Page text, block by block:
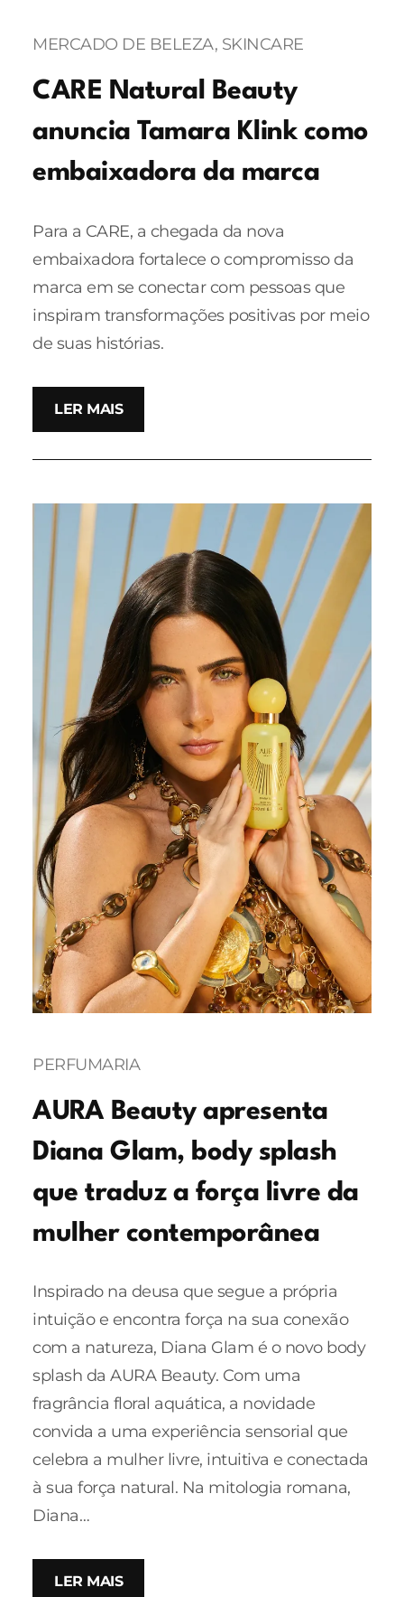
MERCADO DE BELEZA, SKINCARE
CARE Natural Beauty
anuncia Tamara Klink como
embaixadora da marca
Para a CARE, a chegada da nova
embaixadora fortalece o compromisso da
marca em se conectar com pessoas que
inspiram transformações positivas por meio
de suas histórias.
LER MAIS
PERFUMARIA
AURA Beauty apresenta
Diana Glam, body splash
que traduz a força livre da
mulher contemporânea
Inspirado na deusa que segue a própria
intuição e encontra força na sua conexão
com a natureza, Diana Glam é o novo body
splash da AURA Beauty. Com uma
fragrância floral aquática, a novidade
convida a uma experiência sensorial que
celebra a mulher livre, intuitiva e conectada
à sua força natural. Na mitologia romana,
Diana…
LER MAIS